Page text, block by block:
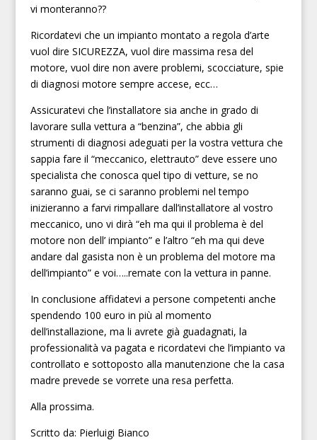
vi monteranno??
Ricordatevi che un impianto montato a regola d’arte
vuol dire SICUREZZA, vuol dire massima resa del
motore, vuol dire non avere problemi, scocciature, spie
di diagnosi motore sempre accese, ecc…
Assicuratevi che l’installatore sia anche in grado di
lavorare sulla vettura a “benzina”, che abbia gli
strumenti di diagnosi adeguati per la vostra vettura che
sappia fare il “meccanico, elettrauto” deve essere uno
specialista che conosca quel tipo di vetture, se no
saranno guai, se ci saranno problemi nel tempo
inizieranno a farvi rimpallare dall’installatore al vostro
meccanico, uno vi dirà “eh ma qui il problema è del
motore non dell’ impianto” e l’altro “eh ma qui deve
andare dal gasista non è un problema del motore ma
dell’impianto” e voi…..remate con la vettura in panne.
In conclusione affidatevi a persone competenti anche
spendendo 100 euro in più al momento
dell’installazione, ma li avrete già guadagnati, la
professionalità va pagata e ricordatevi che l’impianto va
controllato e sottoposto alla manutenzione che la casa
madre prevede se vorrete una resa perfetta.
Alla prossima.
Scritto da: Pierluigi Bianco